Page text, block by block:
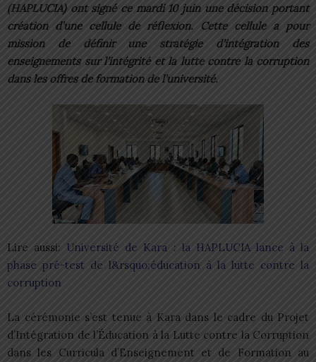
(HAPLUCIA) ont signé ce mardi 10 juin une décision portant
création d’une cellule de réflexion. Cette cellule a pour
mission de définir une stratégie d’intégration des
enseignements sur l’intégrité et la lutte contre la corruption
dans les offres de formation de l’université.
Lire aussi: Université de Kara : la HAPLUCIA lance à la
phase pré-test de l&rsquo;éducation à la lutte contre la
corruption
La cérémonie s’est tenue à Kara dans le cadre du Projet
d’Intégration de l’Éducation à la Lutte contre la Corruption
dans les Curricula d’Enseignement et de Formation au